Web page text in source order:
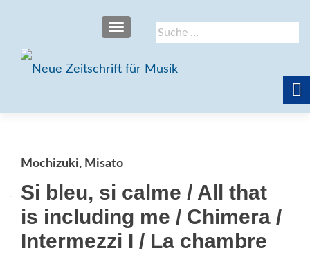
Suche
nach:
SCHALTE NAVIGATION
Mochizuki, Misato
Si bleu, si calme / All that
is including me / Chimera /
Intermezzi I / La chambre